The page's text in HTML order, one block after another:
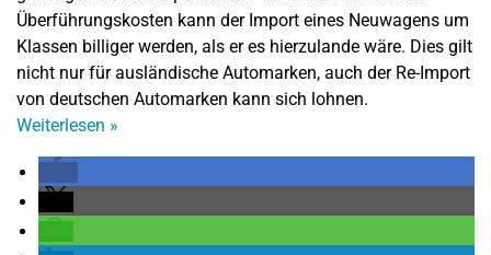
Überführungskosten kann der Import eines Neuwagens um
Klassen billiger werden, als er es hierzulande wäre. Dies gilt
nicht nur für ausländische Automarken, auch der Re-Import
von deutschen Automarken kann sich lohnen.
Weiterlesen »